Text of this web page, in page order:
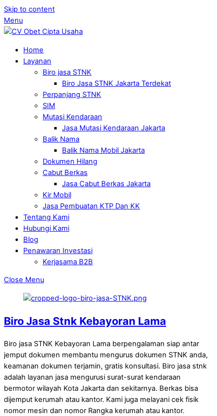
Skip to content
Menu
Home
Layanan
Biro jasa STNK
Biro Jasa STNK Jakarta Terdekat
Perpanjang STNK
SIM
Mutasi Kendaraan
Jasa Mutasi Kendaraan Jakarta
Balik Nama
Balik Nama Mobil Jakarta
Dokumen Hilang
Cabut Berkas
Jasa Cabut Berkas Jakarta
Kir Mobil
Jasa Pembuatan KTP Dan KK
Tentang Kami
Hubungi Kami
Blog
Penawaran Investasi
Kerjasama B2B
Close Menu
Biro Jasa Stnk Kebayoran Lama
Biro jasa STNK Kebayoran Lama berpengalaman siap antar
jemput dokumen membantu mengurus dokumen STNK anda,
keamanan dokumen terjamin, gratis konsultasi. Biro jasa stnk
adalah layanan jasa mengurusi surat-surat kendaraan
bermotor wilayah Kota Jakarta dan sekitarnya. Berkas bisa
dijemput kerumah atau kantor. Kami juga melayani cek fisik
nomor mesin dan nomor Rangka kerumah atau kantor.